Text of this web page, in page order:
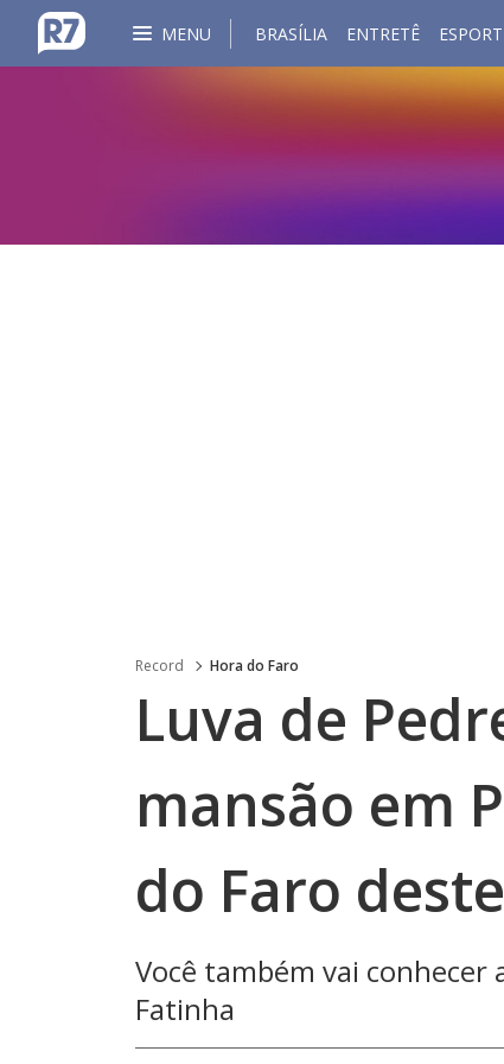
MENU BRASÍLIA ENTRETÊ
Record Hora do Faro
Luva de
mansão em
do Faro
Você também vai
Fatinha